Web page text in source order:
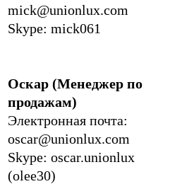
mick@unionlux.com
Skype: mick061
Оскар (Менеджер по
продажам)
Электронная почта:
oscar@unionlux.com
Skype: oscar.unionlux
(olee30)